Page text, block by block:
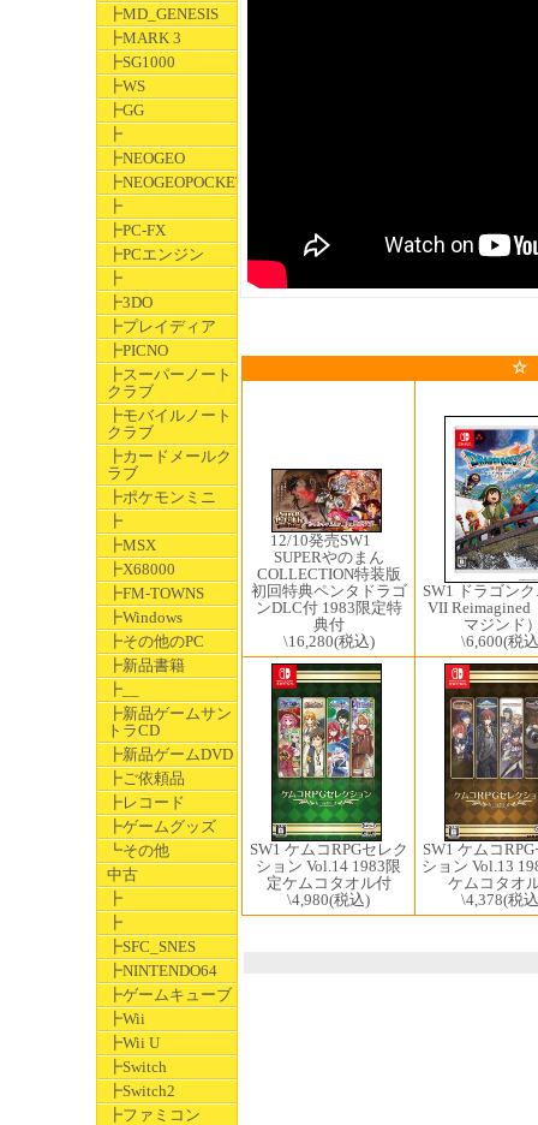
┣MD_GENESIS
┣MARK 3
┣SG1000
┣WS
┣GG
┣
┣NEOGEO
┣NEOGEOPOCKET
┣
┣PC-FX
┣PCエンジン
┣
┣3DO
┣プレイディア
┣PICNO
┣スーパーノート
クラブ
┣モバイルノート
クラブ
┣カードメールク
ラブ
┣ポケモンミニ
┣
┣MSX
┣X68000
┣FM-TOWNS
┣Windows
┣その他のPC
┣新品書籍
┣__
┣新品ゲームサン
トラCD
┣新品ゲームDVD
┣ご依頼品
┣レコード
┣ゲームグッズ
┗その他
中古
┣
┣
┣SFC_SNES
┣NINTENDO64
┣ゲームキューブ
┣Wii
┣Wii U
┣Switch
┣Switch2
┣ファミコン
☆
12/10発売SW1 ​
SUPERやのまん
COLLECTION特装版
初回特典ペンタドラゴ
ンDLC付 1983限定特
典付
\16,280(税込)
SW1 ドラゴン
VII Reimagined
マジンド
\6,600(税
SW1 ケムコRPGセレク
ション Vol.14 1983限
定ケムコタオル付
\4,980(税込)
SW1 ケムコ
ション Vol.13
ケムコタオ
\4,378(税